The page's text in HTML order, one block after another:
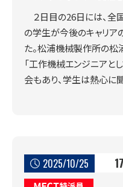
２日目の26日には、
の学生が今後のキャリア
た。松浦機械製作所の松
「工作機械エンジニアと
会もあり、学生は熱心に
2025/10/25